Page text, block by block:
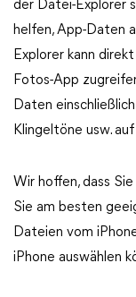
der Datei-Explorer
helfen, App-Daten
Explorer kann
Fotos-App
Daten
Klingeltöne usw.
Wir hoffen, dass
Sie am besten
Dateien vom
iPhone auswählen